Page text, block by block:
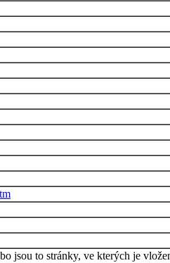
jsou to stránky, ve kterých je